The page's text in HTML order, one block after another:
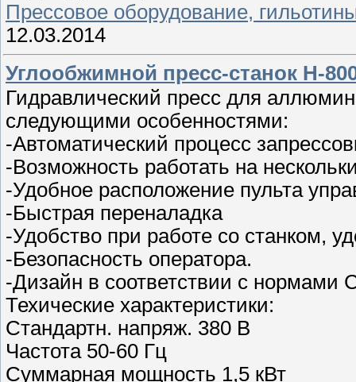
Прессовое оборудование,
12.03.2014
Углообжимной пресс-станок H-
Гидравлический пресс для
следующими особенностями:
-Автоматический процесс
-Возможность работать на
-Удобное расположение пульта
-Быстрая переналадка
-Удобство при работе со станком,
-Безопасность оператора.
-Дизайн в соответствии с нормами
Техические характеристики:
Стандартн. напряж. 380 В
Частота 50-60 Гц
Суммарная мощность 1,5 кВт